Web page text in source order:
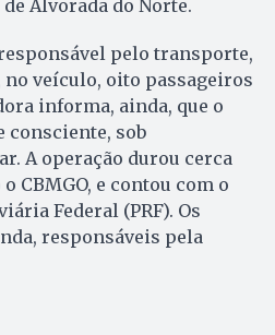
Alvorada do Norte.
pelo transporte,
no veículo, oito passageiros
informa, ainda, que o
consciente, sob
A operação durou cerca
CBMGO, e contou com o
Federal (PRF). Os
responsáveis pela